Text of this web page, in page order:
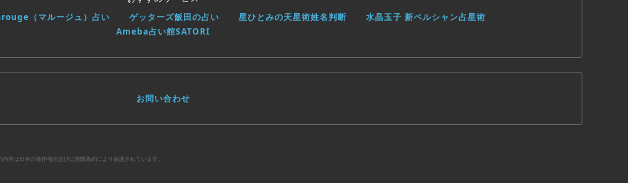
（マルージュ）占い ゲッターズ飯田の占い 星ひとみの天星術姓名判断
水晶玉子 新ペルシャン占星術
Ameba占い館SATORI
お問い合わせ
容は日本の著作権法並びに国際条約により保護されています。